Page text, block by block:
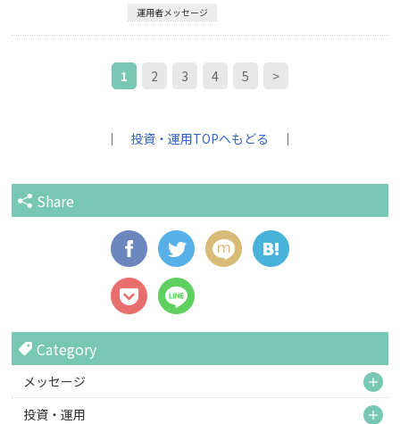
運用者メッセージ
1 2 3 4 5 >
｜ 投資・運用TOPへもどる ｜
Share
Category
メッセージ
投資・運用